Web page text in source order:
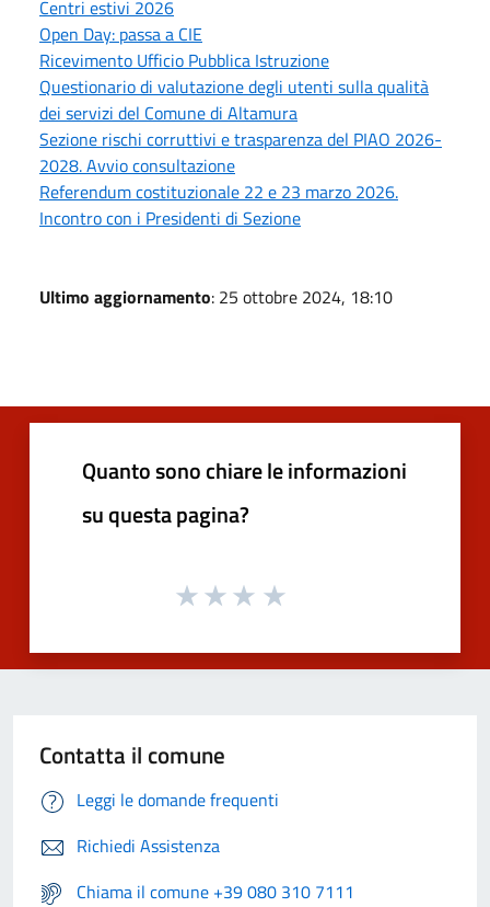
Centri estivi 2026
Open Day: passa a CIE
Ricevimento Ufficio Pubblica Istruzione
Questionario di valutazione degli utenti sulla qualità
dei servizi del Comune di Altamura
Sezione rischi corruttivi e trasparenza del PIAO 2026-
2028. Avvio consultazione
Referendum costituzionale 22 e 23 marzo 2026.
Incontro con i Presidenti di Sezione
Ultimo aggiornamento: 25 ottobre 2024, 18:10
Quanto sono chiare le informazioni
su questa pagina?
Contatta il comune
Leggi le domande frequenti
Richiedi Assistenza
Chiama il comune +39 080 310 7111